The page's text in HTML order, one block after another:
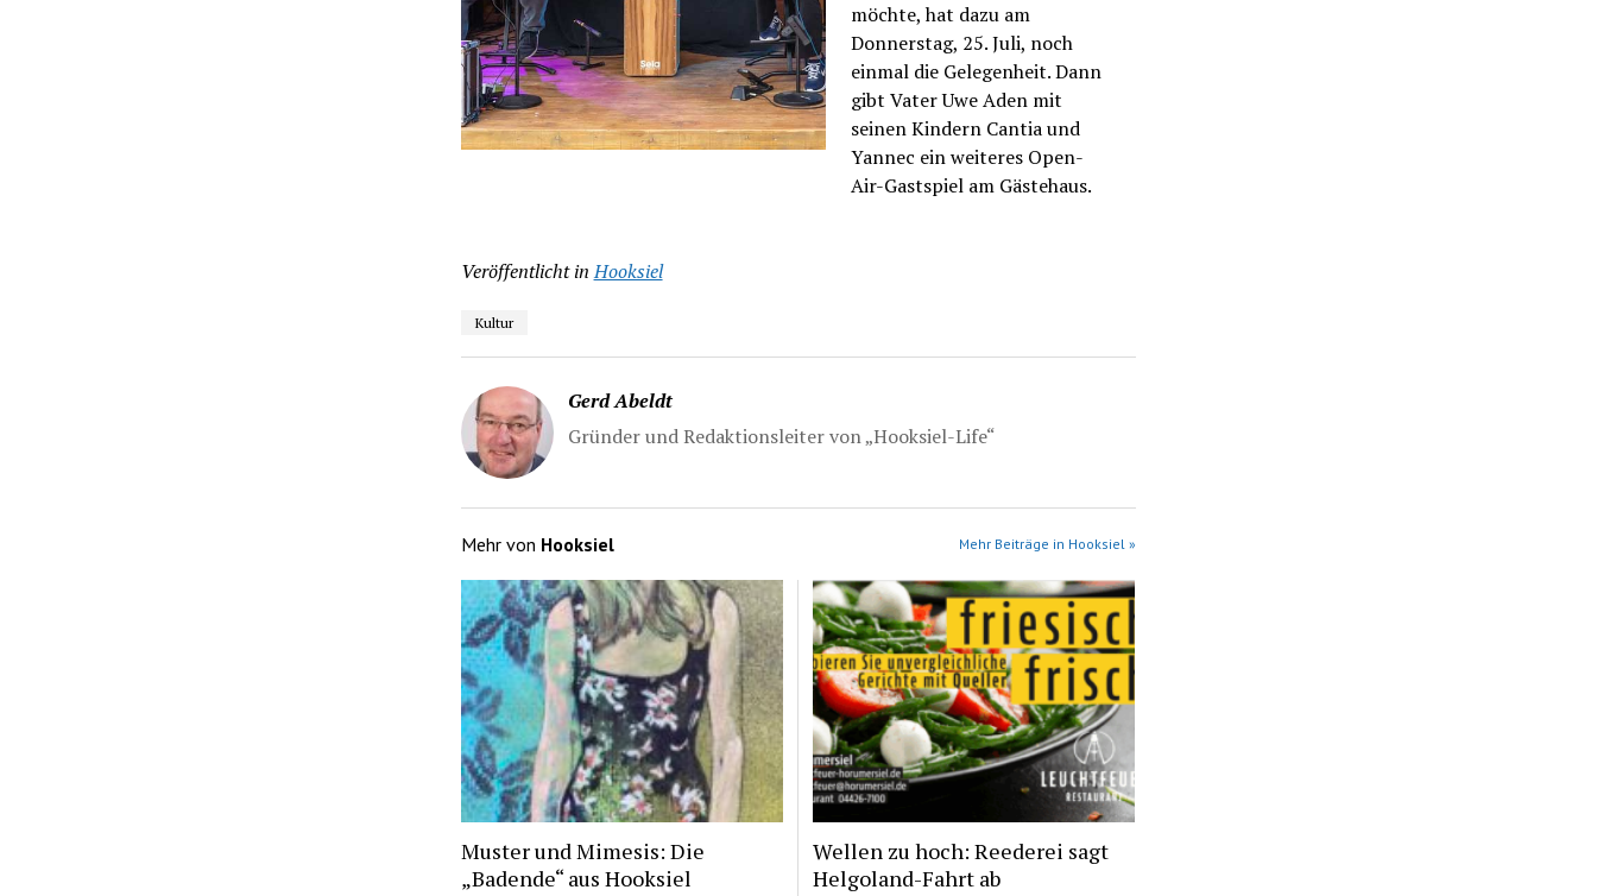
möchte, hat dazu am
Donnerstag, 25. Juli, noch
einmal die Gelegenheit. Dann
gibt Vater Uwe Aden mit
seinen Kindern Cantia und
Yannec ein weiteres Open-
Air-Gastspiel am Gästehaus.
Veröffentlicht in Hooksiel
Kultur
Gerd Abeldt
Gründer und Redaktionsleiter von „Hooksiel-Life“
Mehr von Hooksiel Mehr Beiträge in Hooksiel »
Muster und Mimesis: Die
„Badende“ aus Hooksiel
Wellen zu hoch: Reederei sagt
Helgoland-Fahrt ab